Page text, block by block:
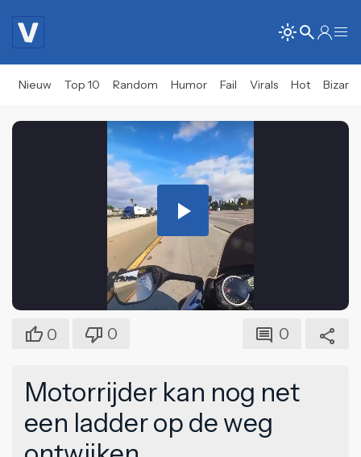
Nieuw Top 10 Random Humor Fail Virals Hot Bizar
Play
Video
0 0 0
Motorrijder kan nog net
een ladder op de weg